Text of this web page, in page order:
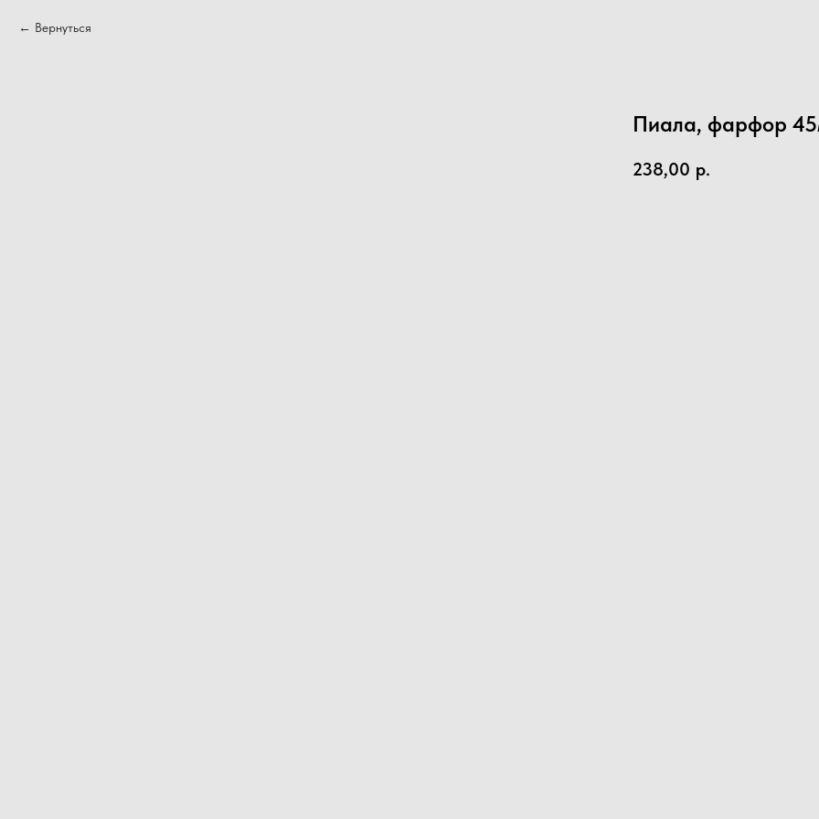
Вернуться
Пиала, фарфор
238,00 р.